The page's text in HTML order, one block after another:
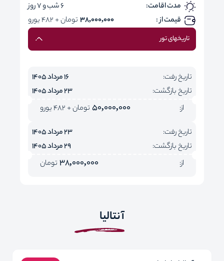
مدت اقامت:
6 شب و 7 روز
قیمت از :
38,000,000 تومان + 482 یورو
تاریخهای تور
تاریخ رفت:
16 مرداد 1405
تاریخ بازگشت:
23 مرداد 1405
از:
50,000,000 تومان + 482 یورو
تاریخ رفت:
23 مرداد 1405
تاریخ بازگشت:
29 مرداد 1405
از:
38,000,000 تومان
آنتالیا